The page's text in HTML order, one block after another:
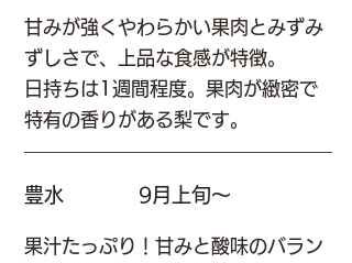
甘みが強くやわらかい果肉とみずみ
ずしさで、上品な食感が特徴。
日持ちは1週間程度。果肉が緻密で
特有の香りがある梨です。
豊水 9月上旬～
果汁たっぷり！甘みと酸味のバラン